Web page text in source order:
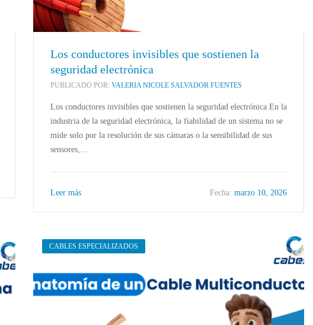
Los conductores invisibles que sostienen la
seguridad electrónica
PUBLICADO POR: VALERIA NICOLE SALVADOR FUENTES
Los conductores invisibles que sostienen la seguridad electrónica En la
industria de la seguridad electrónica, la fiabilidad de un sistema no se
mide solo por la resolución de sus cámaras o la sensibilidad de sus
sensores,...
Leer más Fecha: marzo 10, 2026
CABLES ESPECIALIZADOS
¿Por qué NUNCA deberías poner un
Los conductores invisibles que